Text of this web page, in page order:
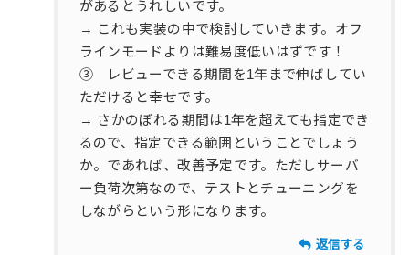
があるとうれしいです。
→ これも実装の中で検討していきます。オフ
ラインモードよりは難易度低いはずです！
③ レビューできる期間を1年まで伸ばしてい
ただけると幸せです。
→ さかのぼれる期間は1年を超えても指定でき
るので、指定できる範囲ということでしょう
か。であれば、改善予定です。ただしサーバ
ー負荷次第なので、テストとチューニングを
しながらという形になります。
返信する